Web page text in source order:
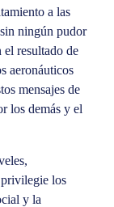
a las
ningún pudor
el resultado de
aeronáuticos
mensajes de
los demás y el
los
y la